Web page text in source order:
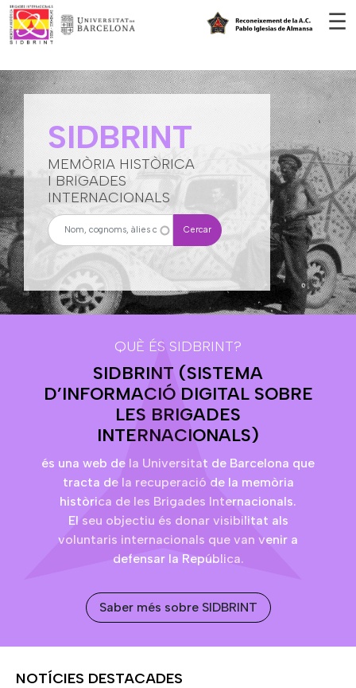
☰
SIDBRINT
MEMÒRIA HISTÒRICA
I BRIGADES
INTERNACIONALS
Cercar
QUÈ ÉS SIDBRINT?
SIDBRINT (SISTEMA
D’INFORMACIÓ DIGITAL SOBRE
LES BRIGADES
INTERNACIONALS)
és una web de la Universitat de Barcelona que
tracta de la recuperació de la memòria
històrica de les Brigades Internacionals.
El seu objectiu és donar visibilitat als
voluntaris internacionals que van venir a
defensar la República.
Saber més sobre SIDBRINT
NOTÍCIES DESTACADES